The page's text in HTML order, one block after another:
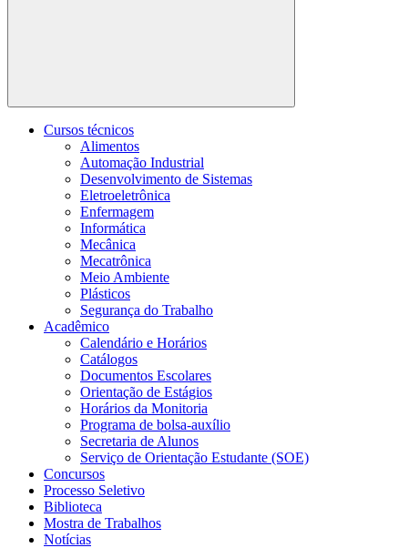
Buscar
Cursos técnicos
Alimentos
Automação Industrial
Desenvolvimento de Sistemas
Eletroeletrônica
Enfermagem
Informática
Mecânica
Mecatrônica
Meio Ambiente
Plásticos
Segurança do Trabalho
Acadêmico
Calendário e Horários
Catálogos
Documentos Escolares
Orientação de Estágios
Horários da Monitoria
Programa de bolsa-auxílio
Secretaria de Alunos
Serviço de Orientação Estudante (SOE)
Concursos
Processo Seletivo
Biblioteca
Mostra de Trabalhos
Notícias